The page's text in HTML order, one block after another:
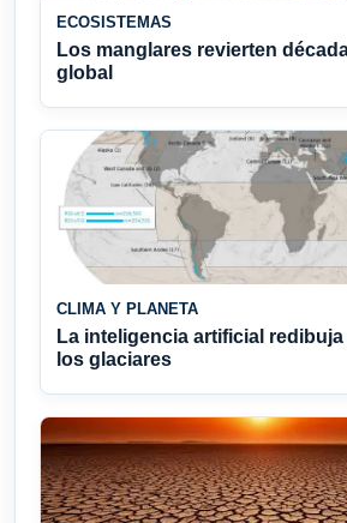
ECOSISTEMAS
Los manglares revierten
global
CLIMA Y PLANETA
La inteligencia artificial
los glaciares